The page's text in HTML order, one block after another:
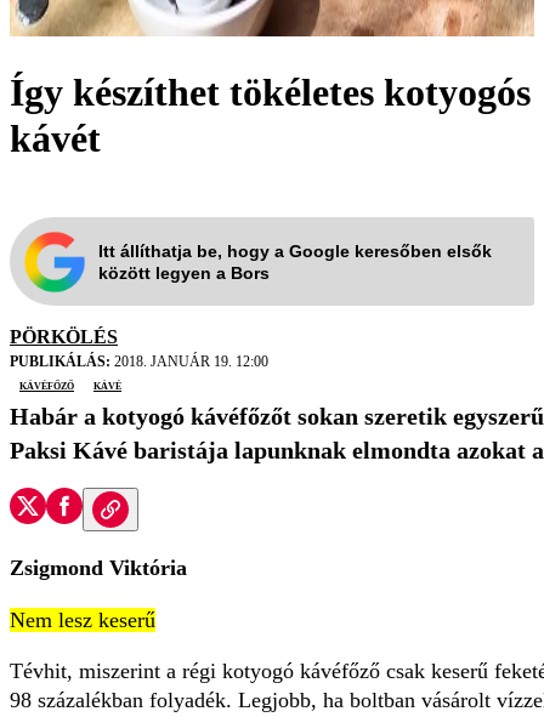
Így készíthet tökéletes kotyogós
kávét
Itt állíthatja be, hogy a Google keresőben elsők
között legyen a Bors
PÖRKÖLÉS
PUBLIKÁLÁS: 2018. JANUÁR 19. 12:00
kávéfőző
kávé
Habár a kotyogó kávéfőzőt sokan szeretik
Paksi Kávé baristája lapunknak elmondta azokat
Zsigmond Viktória
Nem lesz keserű
Tévhit, miszerint a régi kotyogó kávéfőző csak keserű
98 százalékban folyadék. Legjobb, ha boltban vásárolt